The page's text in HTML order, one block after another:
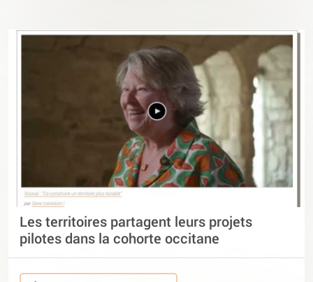
Les territoires partagent leurs projets
pilotes dans la cohorte occitane